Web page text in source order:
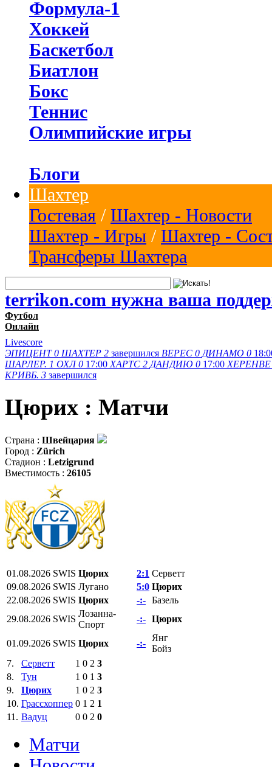
Формула-1
Хоккей
Баскетбол
Биатлон
Бокс
Теннис
Олимпийские игры
Блоги
Шахтер
Гостевая / Шахтер - Новости
Шахтер - Игры / Шахтер -
Трансферы Шахтера
terrikon.com нужна ваша
Футбол
Онлайн
Livescore
ЭПИЦЕНТ 0 ШАХТЕР 2 завершился ВЕРЕС 0 ДИНАМО 0
ШАРЛЕР. 1 ОХЛ 0 17:00 ХАРТС 2 ДАНДИЮ 0 17:00 ХЕРЕНВЕ
КРИВБ. 3 завершился
Цюрих : Матчи
Страна : Швейцария
Город : Zürich
Стадион : Letzigrund
Вместимость : 26105
01.08.2026 SWIS Цюрих 2:1 Серветт
09.08.2026 SWIS Лугано 5:0 Цюрих
22.08.2026 SWIS Цюрих -:- Базель
29.08.2026 SWIS
Лозанна-
Спорт
-:- Цюрих
01.09.2026 SWIS Цюрих -:-
Янг
Бойз
7.
Серветт 1 0 2 3
8.
Тун 1 0 1 3
9.
Цюрих 1 0 2 3
10. Грассхоппер 0 1 2 1
11. Вадуц 0 0 2 0
Матчи